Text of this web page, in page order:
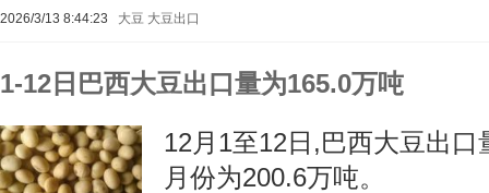
2026/3/13 8:44:23 大豆 大豆出口
1-12日巴西大豆出口量为165.0万吨
12月1至12日,巴西大豆出
月份为200.6万吨。